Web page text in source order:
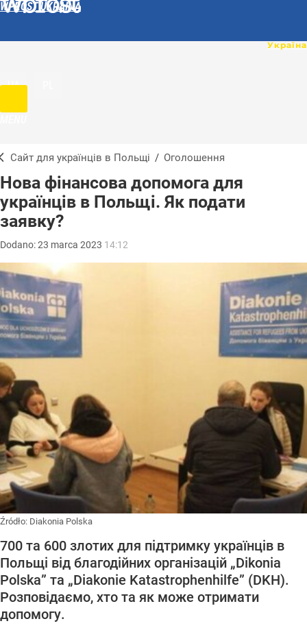
WPROST UKRAINA
UA
Сайт для українців в Польщі / Оголошення
Нова фінансова допомога для
українців в Польщі. Як подати
заявку?
Dodano:23 marca 2023 14:12
Źródło: Diakonia Polska
700 та 600 злотих для підтримку українців в
Польщі від благодійних організацій „Dikonia
Polska” та „Diakonie Katastrophenhilfe” (DKH).
Розповідаємо, хто та як може отримати
допомогу.